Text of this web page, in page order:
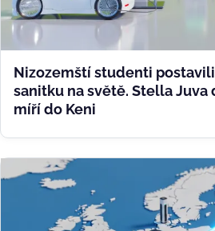
Nizozemští studenti
sanitku na světě. Stella Juva
míří do Keni